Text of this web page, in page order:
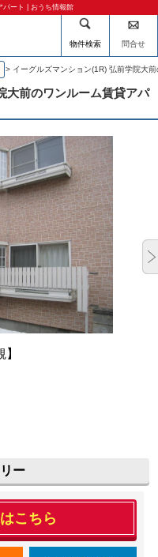
パート | おうち情報館
物件検索 問合せ
> イーグルズマンション(1R) 弘前学院大
大前のワンルーム賃貸アパ
ー
こちら